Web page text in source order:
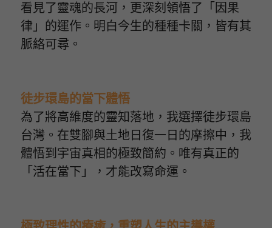
看見了靈魂的長河，更深刻領悟了「因果
律」的運作。明白今生的種種卡關，皆有其
脈絡可尋。
徒步環島的當下體悟
為了將高維度的靈知落地，我選擇徒步環島
台灣。在雙腳與土地日復一日的摩擦中，我
體悟到宇宙真相的極致簡約 。 唯有真正的
「活在當下」，才能改寫命運。